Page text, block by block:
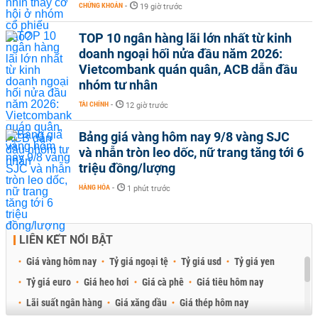
CHỨNG KHOÁN - 19 giờ trước
TOP 10 ngân hàng lãi lớn nhất từ kinh
doanh ngoại hối nửa đầu năm 2026:
Vietcombank quán quân, ACB dẫn đầu
nhóm tư nhân
TÀI CHÍNH - 12 giờ trước
Bảng giá vàng hôm nay 9/8 vàng SJC
và nhẫn tròn leo dốc, nữ trang tăng tới 6
triệu đồng/lượng
HÀNG HÓA - 1 phút trước
LIÊN KẾT NỔI BẬT
Giá vàng hôm nay Tỷ giá ngoại tệ Tỷ giá usd
Tỷ giá yen
Tỷ giá euro
Giá heo hơi Giá cà phê
Giá tiêu hôm nay
Lãi suất ngân hàng
Giá xăng dầu
Giá thép hôm nay